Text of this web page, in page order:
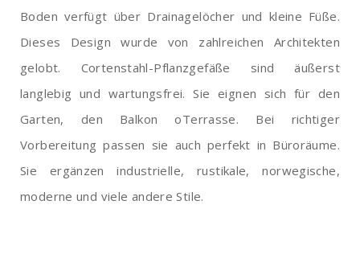
Boden verfügt über Drainagelöcher und kleine Füße.
Dieses Design wurde von zahlreichen Architekten
gelobt. Cortenstahl-Pflanzgefäße sind äußerst
langlebig und wartungsfrei. Sie eignen sich für den
Garten, den Balkon oTerrasse. Bei richtiger
Vorbereitung passen sie auch perfekt in Büroräume.
Sie ergänzen industrielle, rustikale, norwegische,
moderne und viele andere Stile.